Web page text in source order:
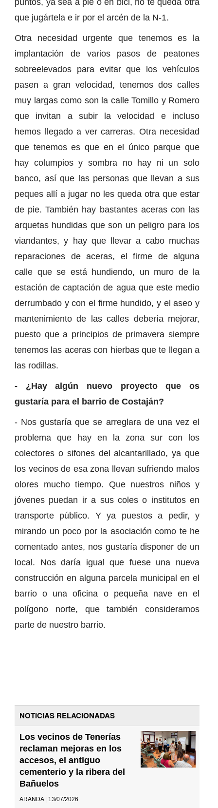
que jugártela e ir por el arcén de la N-1.
Otra necesidad urgente que tenemos es la
implantación de varios pasos de peatones
sobreelevados para evitar que los vehículos
pasen a gran velocidad, tenemos dos calles
muy largas como son la calle Tomillo y Romero
que invitan a subir la velocidad e incluso
hemos llegado a ver carreras. Otra necesidad
que tenemos es que en el único parque que
hay columpios y sombra no hay ni un solo
banco, así que las personas que llevan a sus
peques allí a jugar no les queda otra que estar
de pie. También hay bastantes aceras con las
arquetas hundidas que son un peligro para los
viandantes, y hay que llevar a cabo muchas
reparaciones de aceras, el firme de alguna
calle que se está hundiendo, un muro de la
estación de captación de agua que este medio
derrumbado y con el firme hundido, y el aseo y
mantenimiento de las calles debería mejorar,
puesto que a principios de primavera siempre
tenemos las aceras con hierbas que te llegan a
las rodillas.
- ¿Hay algún nuevo proyecto que os
gustaría para el barrio de Costaján?
- Nos gustaría que se arreglara de una vez el
problema que hay en la zona sur con los
colectores o sifones del alcantarillado, ya que
los vecinos de esa zona llevan sufriendo malos
olores mucho tiempo. Que nuestros niños y
jóvenes puedan ir a sus coles o institutos en
transporte público. Y ya puestos a pedir, y
mirando un poco por la asociación como te he
comentado antes, nos gustaría disponer de un
local. Nos daría igual que fuese una nueva
construcción en alguna parcela municipal en el
barrio o una oficina o pequeña nave en el
polígono norte, que también consideramos
parte de nuestro barrio.
NOTICIAS RELACIONADAS
Los vecinos de Tenerías
reclaman mejoras en los
accesos, el antiguo
cementerio y la ribera del
Bañuelos
ARANDA | 13/07/2026